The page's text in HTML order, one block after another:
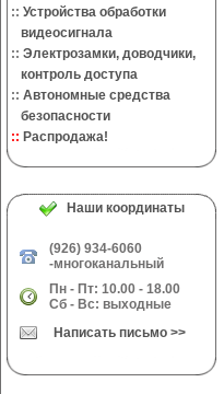
:: Устройства обработки
видеосигнала
:: Электрозамки, доводчики,
контроль доступа
:: Автономные средства
безопасности
:: Распродажа!
Наши координаты
(926) 934-6060
-многоканальный
Пн - Пт: 10.00 - 18.00
Сб - Вс: выходные
Написать письмо >>